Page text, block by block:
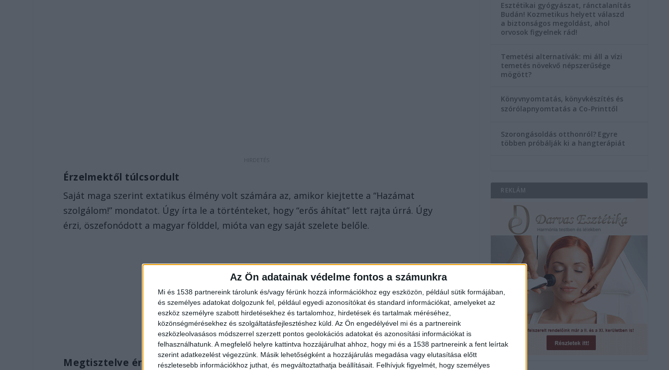
Az Ön adatainak védelme fontos a számunkra
Mi és 1538 partnereink tárolunk és/vagy férünk hozzá információkhoz egy eszközön, például sütik formájában,
és személyes adatokat dolgozunk fel, például egyedi azonosítókat és standard információkat, amelyeket az
eszköz személyre szabott hirdetésekhez és tartalomhoz, hirdetések és tartalmak méréséhez,
közönségmérésekhez és szolgáltatásfejlesztéshez küld. Az Ön engedélyével mi és a partnereink
eszközleolvasásos módszerrel szerzett pontos geolokációs adatokat és azonosítási információkat is
felhasználhatunk. A megfelelő helyre kattintva hozzájárulhat ahhoz, hogy mi és a 1538 partnereink a fent leírtak
szerint adatkezelést végezzünk. Másik lehetőségként a hozzájárulás megadása vagy elutasítása előtt
részletesebb információkhoz juthat, és megváltoztathatja beállításait. Felhívjuk figyelmét, hogy személyes
Érzelmektől túlcsordult
Saját maga szerint extatikus élmény volt számára az, amikor kiejtette a “Hazámat
szolgálom!” mondatot. Úgy írta le a történteket, hogy “erős áhítat” lett rajta úrrá. Úgy
érzi, öszefonódott a magyar földdel, mióta van egy saját szelete belőle.
Megtisztelve érzi magát
Esztétikai gyógyászat, ránctalanítás
Budán! Kozmetikus helyett válaszd
a biztonságos megoldást, ahol
orvosok figyelnek rád!
Temetési alternatívák: mi áll a vízi
temetés növekvő népszerűsége
mögött?
Könyvnyomtatás, könyvkészítés és
szórólapnyomtatás a Co-Printtől
Szorongásoldás otthonról? Egyre
többen próbálják ki a hangterápiát
REKLÁM